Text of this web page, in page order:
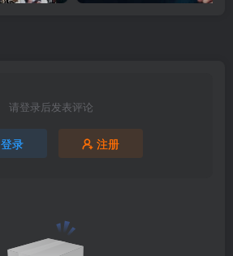
请登录后发表评论
登录 注册